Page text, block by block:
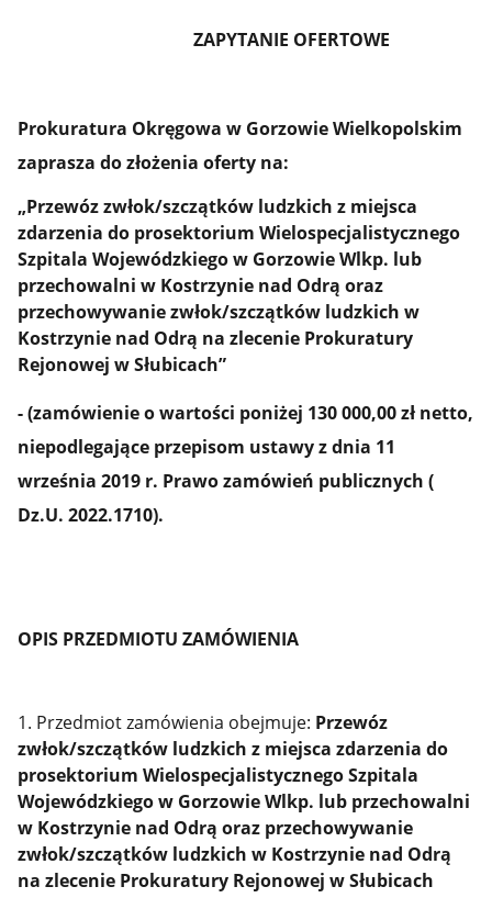
ZAPYTANIE OFERTOWE
Prokuratura Okręgowa w Gorzowie Wielkopolskim
zaprasza do złożenia oferty na:
„Przewóz zwłok/szczątków ludzkich z miejsca
zdarzenia do prosektorium Wielospecjalistycznego
Szpitala Wojewódzkiego w Gorzowie Wlkp. lub
przechowalni w Kostrzynie nad Odrą oraz
przechowywanie zwłok/szczątków ludzkich w
Kostrzynie nad Odrą na zlecenie Prokuratury
Rejonowej w Słubicach”
-(zamówienie o wartości poniżej 130 000,00 zł netto,
niepodlegające przepisom ustawy z dnia 11
września 2019 r. Prawo zamówień publicznych (
Dz.U. 2022.1710).
OPIS PRZEDMIOTU ZAMÓWIENIA
1. Przedmiot zamówienia obejmuje: Przewóz
zwłok/szczątków ludzkich z miejsca zdarzenia do
prosektorium Wielospecjalistycznego Szpitala
Wojewódzkiego w Gorzowie Wlkp. lub przechowalni
w Kostrzynie nad Odrą oraz przechowywanie
zwłok/szczątków ludzkich w Kostrzynie nad Odrą
na zlecenie Prokuratury Rejonowej w Słubicach